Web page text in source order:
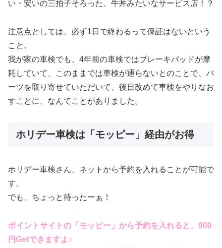
い・安いの三拍子そろった、牛丼みたいなサービス店！？
注意点としては、必ず1日で終わるって保証はないという
こと。
我が家の車検でも、4年前の車検ではブレーキパッドが摩
耗していて、このままでは車検が通らないとのことで、パ
ーツを取り寄せていただいて、後日改めて車検をやりなお
すことに、なんてことがありました。
ホリデー車検は「モッピー」経由がお得
ホリデー車検さん、ネットから予約を入れることが可能で
す。
でも、ちょっと待ったーぁ！
ポイントサイトの「モッピー」から予約を入れると、900
円Getできますよ♪